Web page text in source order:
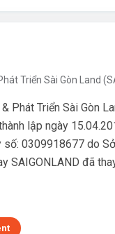
Triển Sài Gòn Land
Phát Triển Sài Gòn
lập ngày
số: 0309918677 do
SAIGONLAND đã